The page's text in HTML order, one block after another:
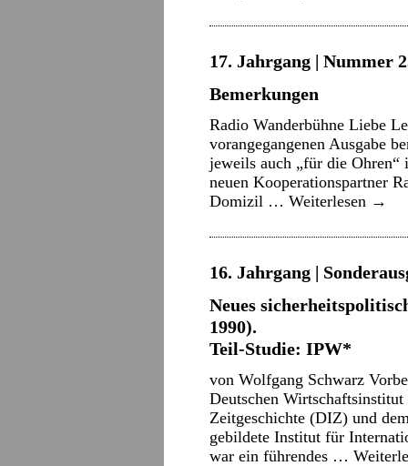
17. Jahrgang | Nummer
Bemerkungen
Radio Wanderbühne Liebe
vorangegangenen Ausgabe
jeweils auch „für die Ohren“
neuen Kooperationspartner
Domizil … Weiterlesen →
16. Jahrgang |
Neues
1990).
Teil-Studie: IPW*
von Wolfgang Schwarz
Deutschen
Zeitgeschichte (DIZ) und
gebildete Institut für
war ein führendes …